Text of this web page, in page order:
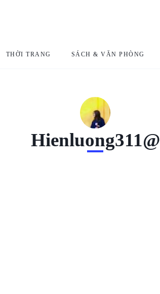
THỜI TRANG SÁCH & VĂN PHÒNG
Hienluong311@